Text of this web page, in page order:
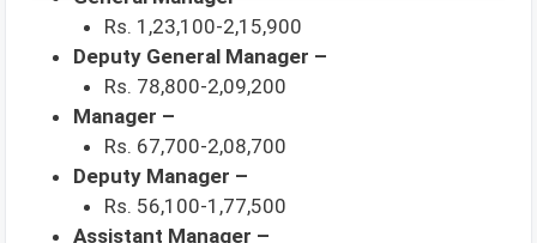
Rs. 1,23,100-2,15,900
Deputy General Manager –
Rs. 78,800-2,09,200
Manager –
Rs. 67,700-2,08,700
Deputy Manager –
Rs. 56,100-1,77,500
Assistant Manager –